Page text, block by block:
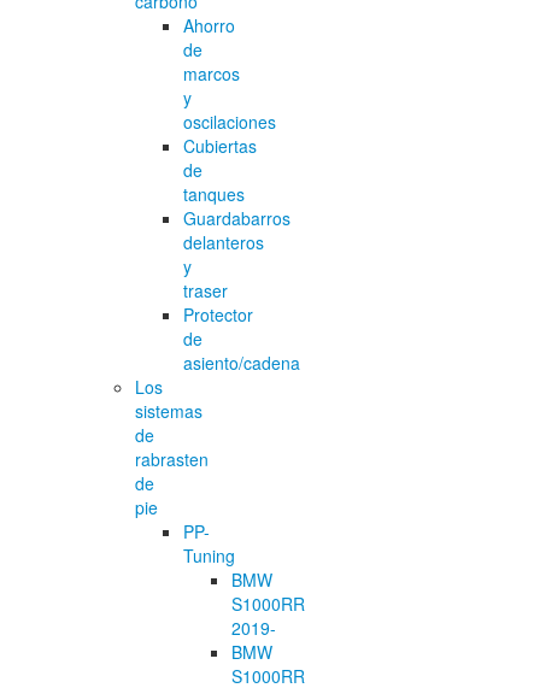
Ahorro
de
marcos
y
oscilaciones
Cubiertas
de
tanques
Guardabarros
delanteros
y
traser
Protector
de
asiento/cadena
Los
sistemas
de
rabrasten
de
pie
PP-
Tuning
BMW
S1000RR
2019-
BMW
S1000RR